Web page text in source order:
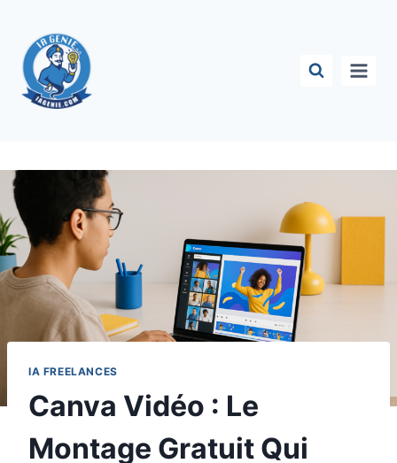
contenu
IA FREELANCES
Canva Vidéo : Le
Montage Gratuit Qui